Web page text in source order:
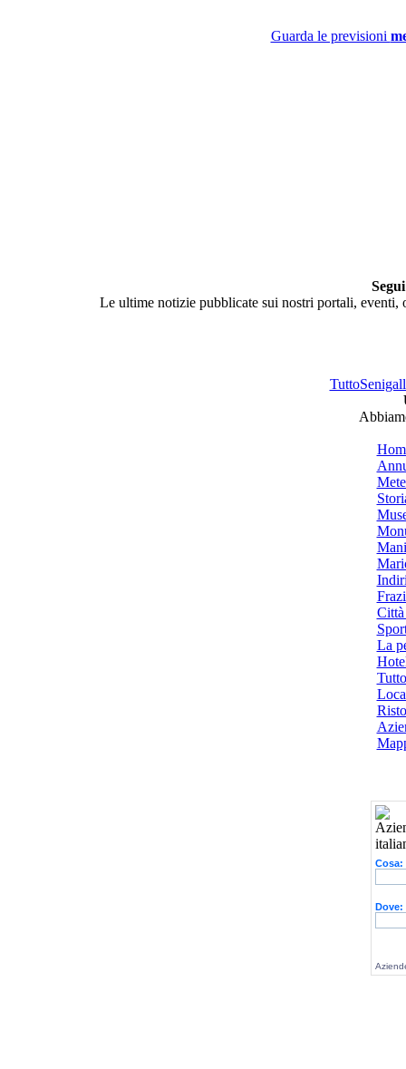
Guarda le previsioni
Le ultime notizie pubblicate sui nostri portali,
Città
La
Cosa:
Dove: